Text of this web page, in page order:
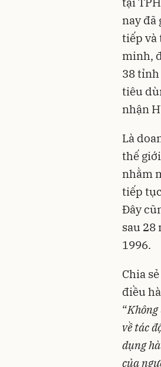
nay
tiếp và
minh,
38
tiêu
nhận
Là
thế
nhằm
tiếp
Đây
sau
1996.
Chia
điều
“
về tác
dụng
của